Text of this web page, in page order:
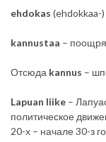
ehdokas (ehdokkaa-
kannustaa –
Отсюда kannus –
Lapuan liike –
политическое
20-х – начале 30-з